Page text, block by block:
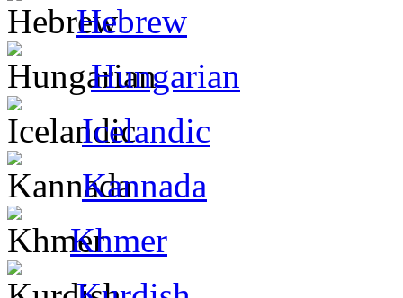
Hebrew
Hungarian
Icelandic
Kannada
Khmer